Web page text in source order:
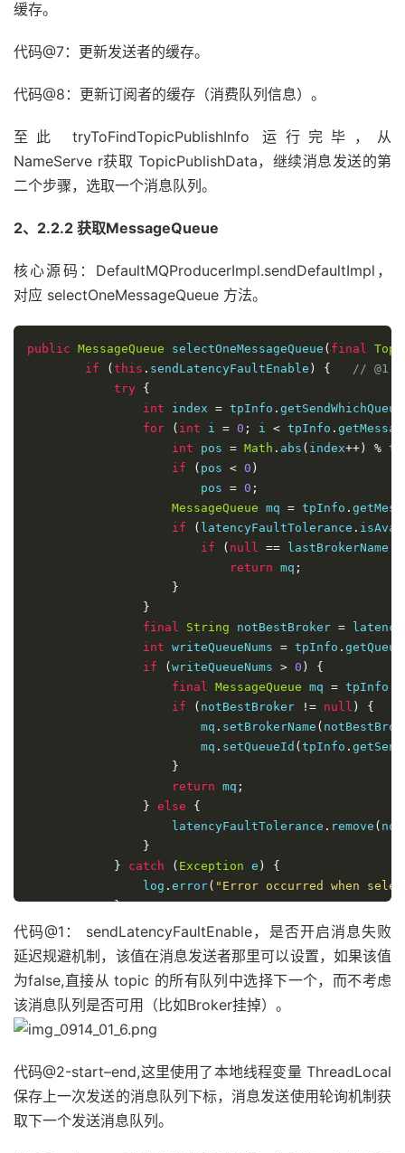
MQConsumerInner
                                        impl
}
}
}
} else
{
} catch (Exception e) {
if (!topic. startsWith ( MixAll .
                        log
}
}
finally
this .lockNamesrv.unlock();
warn(
InterruptedException e)
{
false
缓存。
代码@7：更新发送者的缓存。
代码@8：更新订阅者的缓存（消费队列信息）。
至此 tryToFindTopicPublishInfo 运行完毕，从
NameServe r获取 TopicPublishData，继续消息发送的第
二个步骤，选取一个消息队列。
2、2.2.2 获取MessageQueue
核心源码：DefaultMQProducerImpl.sendDefaultImpl，
对应 selectOneMessageQueue 方法。
public MessageQueue selectOneMessageQueue ( final
if
( this . sendLatencyFaultEnable ) {
// @1
try {
int index = tpInfo . getSendWhichQueue
for
( int i = 0 ; i < tpInfo .
int pos = Math . abs ( index++) %
if
( pos < 0 )
                        pos
= 0 ;
MessageQueue mq = tpInfo .
if
( latencyFaultTolerance .
if
( null == lastBrokerName
return mq ;
}
}
final
String notBestBroker =
int writeQueueNums = tpInfo .
if
( writeQueueNums > 0 )
{
final MessageQueue mq = tpInfo
if
( notBestBroker != null )
{
                        mq
. setBrokerName (
                        mq
. setQueueId ( tpInfo .
}
return mq ;
} else
{
                    latencyFaultTolerance
. remove (
}
}
catch ( Exception e )
{
                log
. error( "Error occurred when
}
return tpInfo.selectOneMessageQueue();
}
return tpInfo.selectOneMessageQueue(
代码@1： sendLatencyFaultEnable，是否开启消息失败
延迟规避机制，该值在消息发送者那里可以设置，如果该值
为false,直接从 topic 的所有队列中选择下一个，而不考虑
该消息队列是否可用（比如Broker挂掉）。
代码@2-start–end,这里使用了本地线程变量 ThreadLocal
保存上一次发送的消息队列下标，消息发送使用轮询机制获
取下一个发送消息队列。